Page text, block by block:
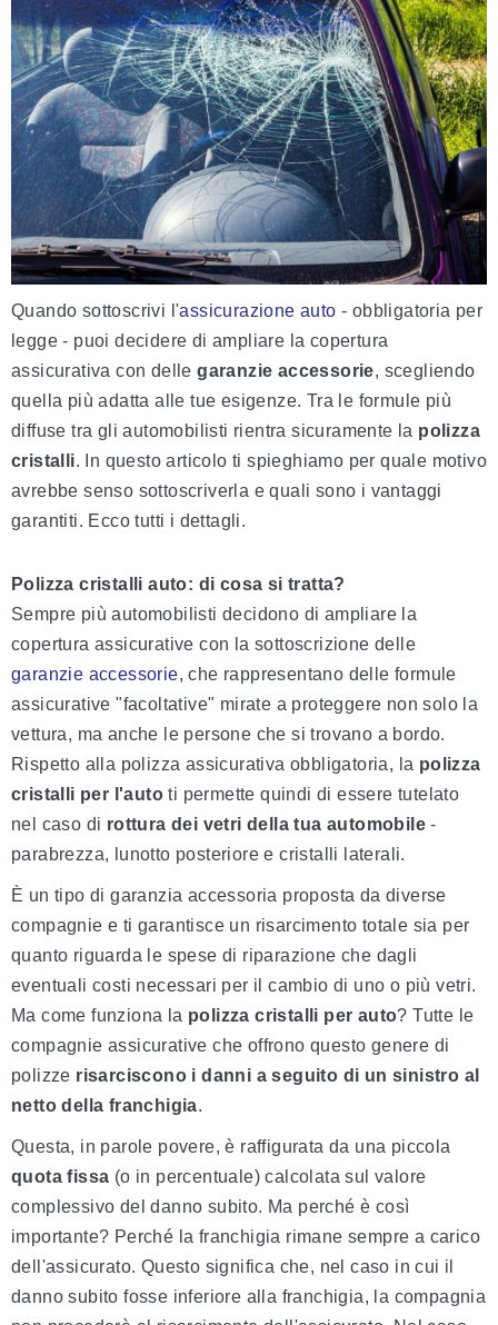
Quando sottoscrivi l'assicurazione auto - obbligatoria per
legge - puoi decidere di ampliare la copertura
assicurativa con dellegaranzie accessorie, scegliendo
quella più adatta alle tue esigenze. Tra le formule più
diffuse tra gli automobilisti rientra sicuramente la polizza
cristalli. In questo articolo ti spieghiamo per quale motivo
avrebbe senso sottoscriverla e quali sono i vantaggi
garantiti. Ecco tutti i dettagli.
Polizza cristalli auto: di cosa si tratta?
Sempre più automobilisti decidono di ampliare la
copertura assicurative con la sottoscrizione delle
garanzie accessorie, che rappresentano delle formule
assicurative "facoltative" mirate a proteggere non solo la
vettura, ma anche le persone che si trovano a bordo.
Rispetto alla polizza assicurativa obbligatoria, la polizza
cristalli per l'auto ti permette quindi di essere tutelato
nel caso di rottura dei vetri della tua automobile -
parabrezza, lunotto posteriore e cristalli laterali.
È un tipo di garanzia accessoria proposta da diverse
compagnie e ti garantisce un risarcimento totale sia per
quanto riguarda le spese di riparazione che dagli
eventuali costi necessari per il cambio di uno o più vetri.
Ma come funziona la polizza cristalli per auto? Tutte le
compagnie assicurative che offrono questo genere di
polizze risarciscono i danni a seguito di un sinistro al
netto della franchigia.
Questa, in parole povere, è raffigurata da una piccola
quota fissa (o in percentuale) calcolata sul valore
complessivo del danno subito. Ma perché è così
importante? Perché la franchigia rimane sempre a carico
dell'assicurato. Questo significa che, nel caso in cui il
danno subito fosse inferiore alla franchigia, la compagnia